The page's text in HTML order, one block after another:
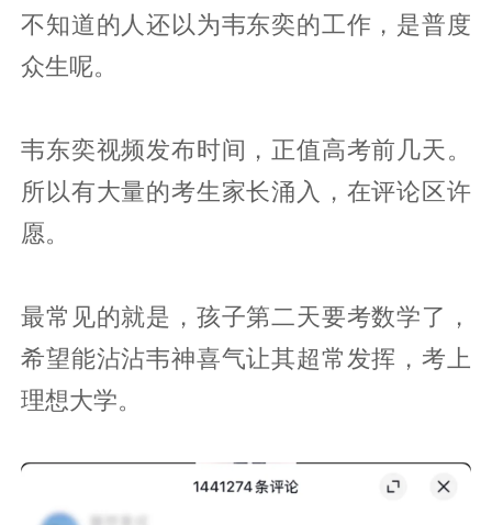
不知道的人还以为韦东奕的工作，是普度
众生呢。
韦东奕视频发布时间，正值高考前几天。
所以有大量的考生家长涌入，在评论区许
愿。
最常见的就是，孩子第二天要考数学了，
希望能沾沾韦神喜气让其超常发挥，考上
理想大学。